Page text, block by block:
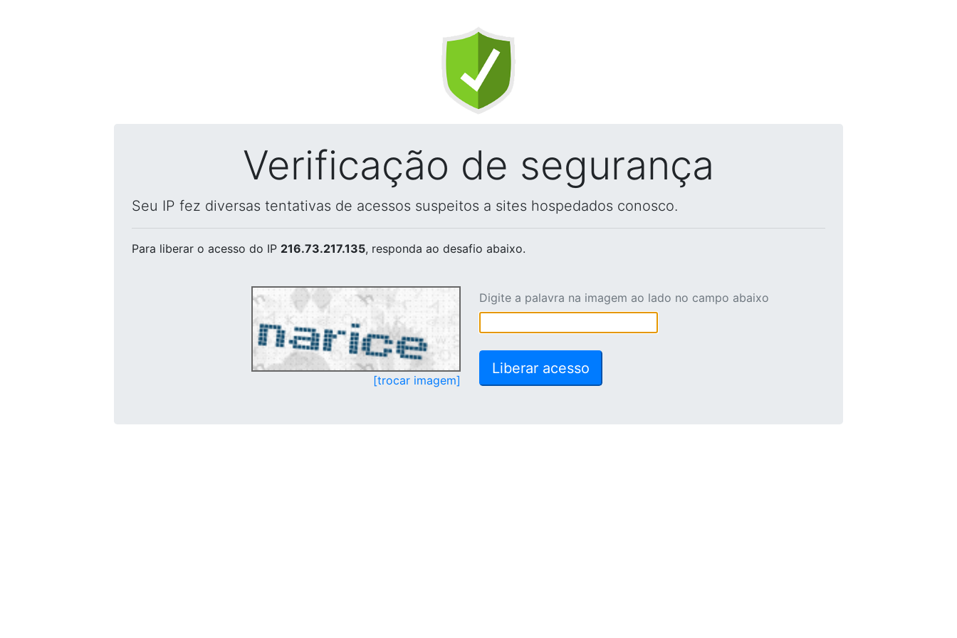
Verificação de segurança
Seu IP fez diversas tentativas de acessos suspeitos a sites hospedados conosco.
Para liberar o acesso do IP 216.73.217.135, responda ao desafio abaixo.
[trocar imagem]
Digite a palavra na imagem ao lado no campo abaixo